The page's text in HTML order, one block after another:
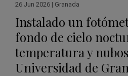
26 Jun 2026 | Granada
Instalado un
fondo de cielo
temperatura y
Universidad de